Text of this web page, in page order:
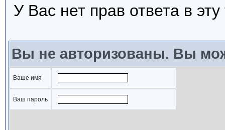
У Вас нет прав ответа в
Вы не авторизованы. Вы
Ваше имя
Ваш пароль